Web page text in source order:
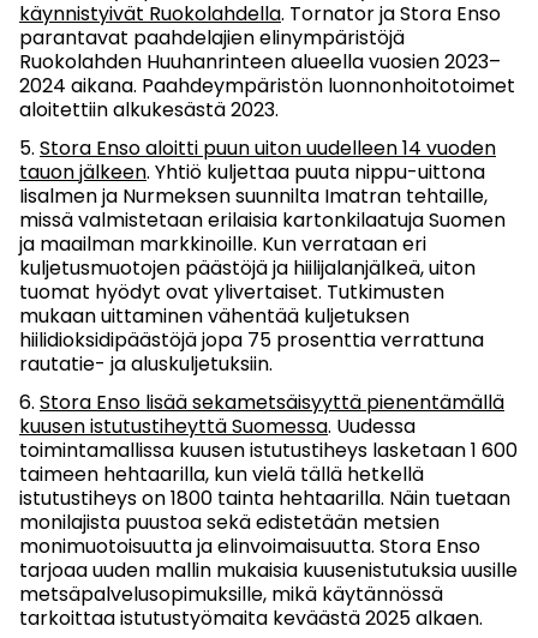
käynnistyivät Ruokolahdella. Tornator ja Stora Enso
parantavat paahdelajien elinympäristöjä
Ruokolahden Huuhanrinteen alueella vuosien 2023–
2024 aikana. Paahdeympäristön luonnonhoitotoimet
aloitettiin alkukesästä 2023.
Stora Enso aloitti puun uiton uudelleen 14 vuoden
tauon jälkeen. Yhtiö kuljettaa puuta nippu-uittona
Iisalmen ja Nurmeksen suunnilta Imatran tehtaille,
missä valmistetaan erilaisia kartonkilaatuja Suomen
ja maailman markkinoille. Kun verrataan eri
kuljetusmuotojen päästöjä ja hiilijalanjälkeä, uiton
tuomat hyödyt ovat ylivertaiset. Tutkimusten
mukaan uittaminen vähentää kuljetuksen
hiilidioksidipäästöjä jopa 75 prosenttia verrattuna
rautatie- ja aluskuljetuksiin.
Stora Enso lisää sekametsäisyyttä pienentämällä
kuusen istutustiheyttä Suomessa. Uudessa
toimintamallissa kuusen istutustiheys lasketaan 1 600
taimeen hehtaarilla, kun vielä tällä hetkellä
istutustiheys on 1800 tainta hehtaarilla. Näin tuetaan
monilajista puustoa sekä edistetään metsien
monimuotoisuutta ja elinvoimaisuutta. Stora Enso
tarjoaa uuden mallin mukaisia kuusenistutuksia uusille
metsäpalvelusopimuksille, mikä käytännössä
tarkoittaa istutustyömaita keväästä 2025 alkaen.